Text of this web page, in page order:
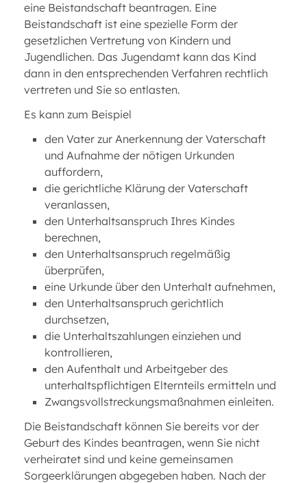
eine Beistandschaft beantragen. Eine
Beistandschaft ist eine spezielle Form der
gesetzlichen Vertretung von Kindern und
Jugendlichen. Das Jugendamt kann das Kind
dann in den entsprechenden Verfahren rechtlich
vertreten und Sie so entlasten.
Es kann zum Beispiel
den Vater zur Anerkennung der Vaterschaft
und Aufnahme der nötigen Urkunden
auffordern,
die gerichtliche Klärung der Vaterschaft
veranlassen,
den Unterhaltsanspruch Ihres Kindes
berechnen,
den Unterhaltsanspruch regelmäßig
überprüfen,
eine Urkunde über den Unterhalt aufnehmen,
den Unterhaltsanspruch gerichtlich
durchsetzen,
die Unterhaltszahlungen einziehen und
kontrollieren,
den Aufenthalt und Arbeitgeber des
unterhaltspflichtigen Elternteils ermitteln und
Zwangsvollstreckungsmaßnahmen einleiten.
Die Beistandschaft können Sie bereits vor der
Geburt des Kindes beantragen, wenn Sie nicht
verheiratet sind und keine gemeinsamen
Sorgeerklärungen abgegeben haben. Nach der